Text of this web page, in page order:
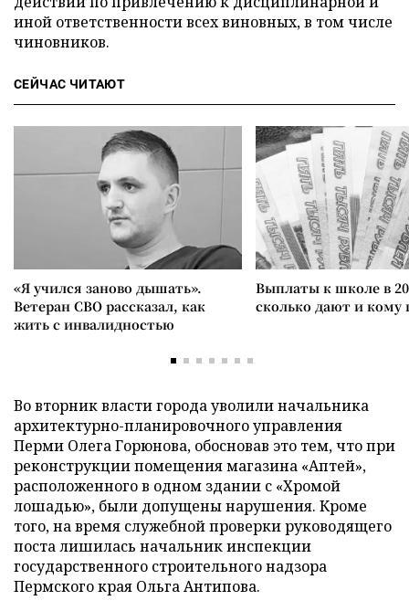
иной ответственности всех виновных, в том числе
чиновников.
СЕЙЧАС ЧИТАЮТ
«Я учился заново дышать».
Ветеран СВО рассказал, как
жить с инвалидностью
Выплаты к школе в
сколько дают и
Во вторник власти города уволили начальника
архитектурно-планировочного управления
Перми Олега Горюнова, обосновав это тем, что при
реконструкции помещения магазина «Аптей»,
расположенного в одном здании с «Хромой
лошадью», были допущены нарушения. Кроме
того, на время служебной проверки руководящего
поста лишилась начальник инспекции
государственного строительного надзора
Пермского края Ольга Антипова.